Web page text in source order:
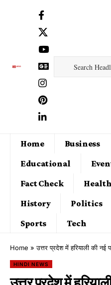
Home
Business
Educational
Fact Check
Health
History
Politics
Sports
Tech
Home »उत्तर प्रदेश में हरियाली की नई
HINDI NEWS